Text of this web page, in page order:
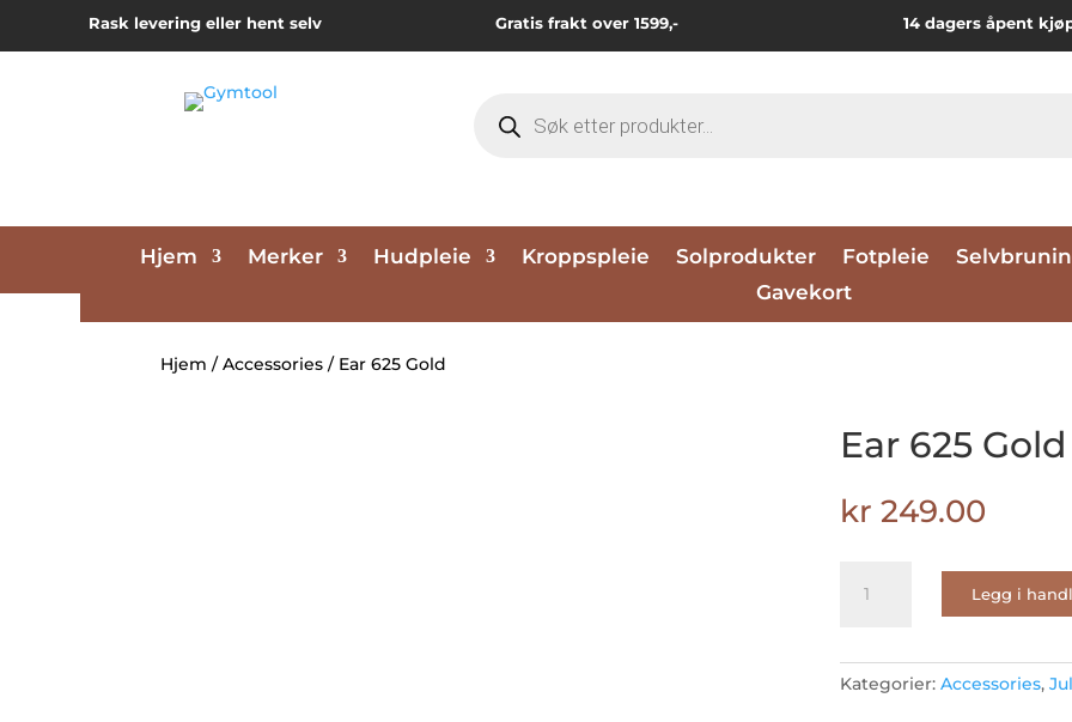
Rask levering eller hent selv Gratis frakt over 1599,- 14 dagers åpent
search
Hjem Merker Hudpleie Kroppspleie Solprodukter Fotpleie
Gavekort
Hjem /Accessories / Ear 625 Gold
Ear 625 Gold
kr 249.00
625
Legg i
Kategorier: Accessories,